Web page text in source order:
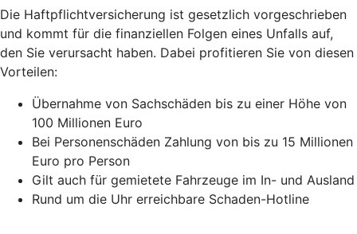
Die Haftpflichtversicherung ist gesetzlich vorgeschrieben
und kommt für die finanziellen Folgen eines Unfalls auf,
den Sie verursacht haben. Dabei profitieren Sie von diesen
Vorteilen:
Übernahme von Sachschäden bis zu einer Höhe von
100 Millionen Euro
Bei Personenschäden Zahlung von bis zu 15 Millionen
Euro pro Person
Gilt auch für gemietete Fahrzeuge im In- und Ausland
Rund um die Uhr erreichbare Schaden-Hotline